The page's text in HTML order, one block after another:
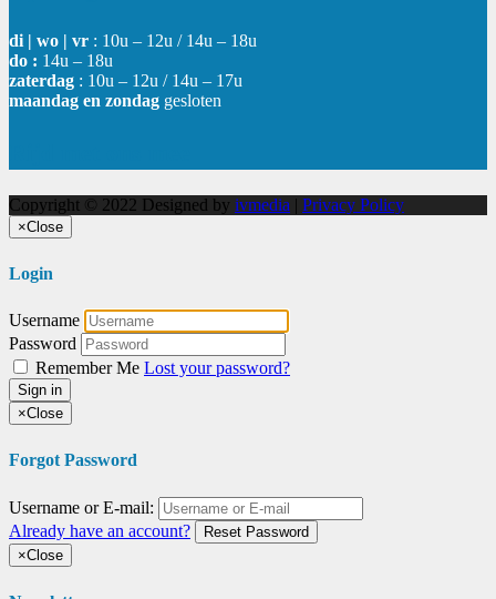
di | wo | vr : 10u – 12u / 14u – 18u
do : 14u – 18u
zaterdag : 10u – 12u / 14u – 17u
maandag en zondag gesloten
Copyright © 2022 Designed by ivmedia | Privacy Policy
×Close
Login
Username
Password
Remember Me Lost your password?
Sign in
×Close
Forgot Password
Username or E-mail:
Already have an account?
Reset Password
×Close